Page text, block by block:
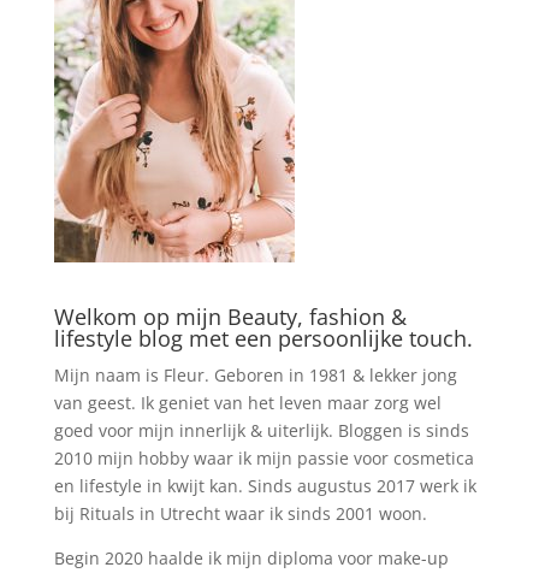
Welkom op mijn Beauty, fashion &
lifestyle blog met een persoonlijke touch.
Mijn naam is Fleur. Geboren in 1981 & lekker jong
van geest. Ik geniet van het leven maar zorg wel
goed voor mijn innerlijk & uiterlijk. Bloggen is sinds
2010 mijn hobby waar ik mijn passie voor cosmetica
en lifestyle in kwijt kan. Sinds augustus 2017 werk ik
bij Rituals in Utrecht waar ik sinds 2001 woon.
Begin 2020 haalde ik mijn diploma voor make-up